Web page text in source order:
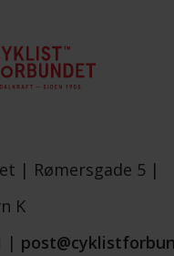
| Rømersgade 5 |
K
|